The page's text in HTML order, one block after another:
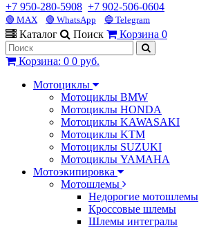
+7 950-280-5908 +7 902-506-0604
🟢 MAX 🟢 WhatsApp 🔵 Telegram
Каталог Поиск Корзина 0
Корзина: 0 0 руб.
Мотоциклы
Мотоциклы BMW
Мотоциклы HONDA
Мотоциклы KAWASAKI
Мотоциклы KTM
Мотоциклы SUZUKI
Мотоциклы YAMAHA
Мотоэкипировка
Мотошлемы
Недорогие мотошлемы
Кроссовые шлемы
Шлемы интегралы